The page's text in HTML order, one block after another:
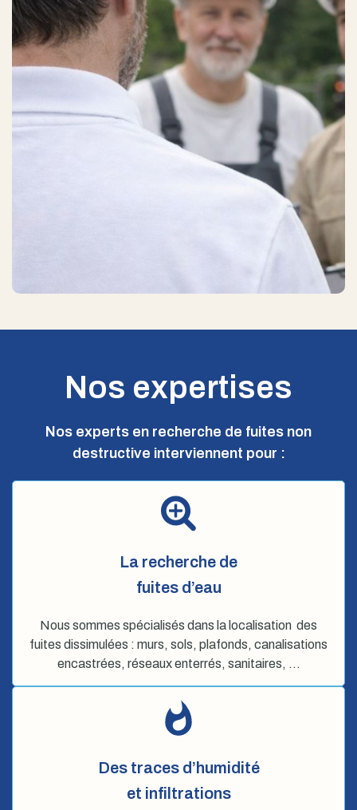
Nos expertises
Nos experts en recherche de fuites non
destructive interviennent pour :
La recherche de
fuites d’eau
Nous sommes spécialisés dans la localisation des
fuites dissimulées : murs, sols, plafonds, canalisations
encastrées, réseaux enterrés, sanitaires, …
Des traces d’humidité
et infiltrations